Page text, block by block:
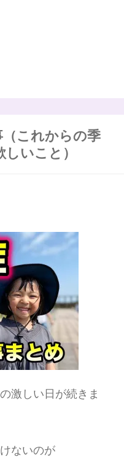
これからの季
いこと）
激しい日が続きま
ないのが